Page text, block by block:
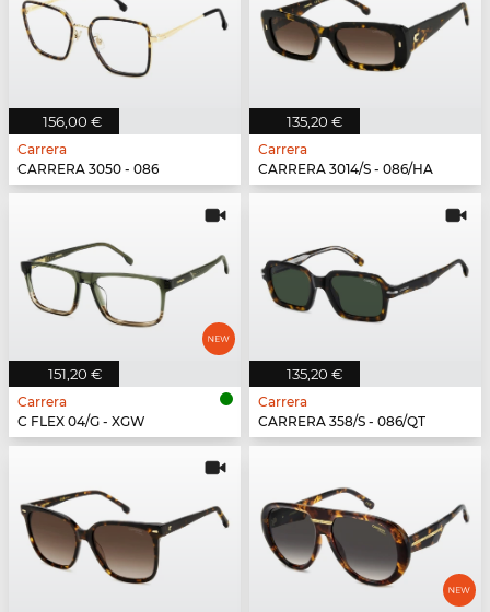
156,00 €
Carrera
CARRERA 3050 - 086
135,20 €
Carrera
CARRERA 3014/S - 086/HA
151,20 €
Carrera
C FLEX 04/G - XGW
135,20 €
Carrera
CARRERA 358/S - 086/QT